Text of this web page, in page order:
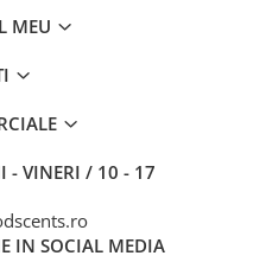
MEU
- VINERI / 10 - 17
IN SOCIAL MEDIA